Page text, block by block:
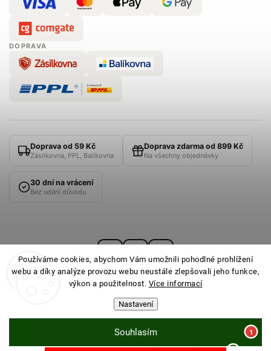
Používáme cookies, abychom Vám umožnili pohodlné prohlížení
webu a díky analýze provozu webu neustále zlepšovali jeho funkce,
výkon a použitelnost. Více informací
Nastavení
Souhlasím
DOPRAVA
Doprava od 59 Kč
Zásilkovna, PPL, Balíkovna
Doprava zdarma od 899 Kč
Na všechny objednávky
30 dní na vrácení
Bez udání důvodu
PONOŽKOVNA· Všechna práva vyhrazena ·
Nastavení cookies